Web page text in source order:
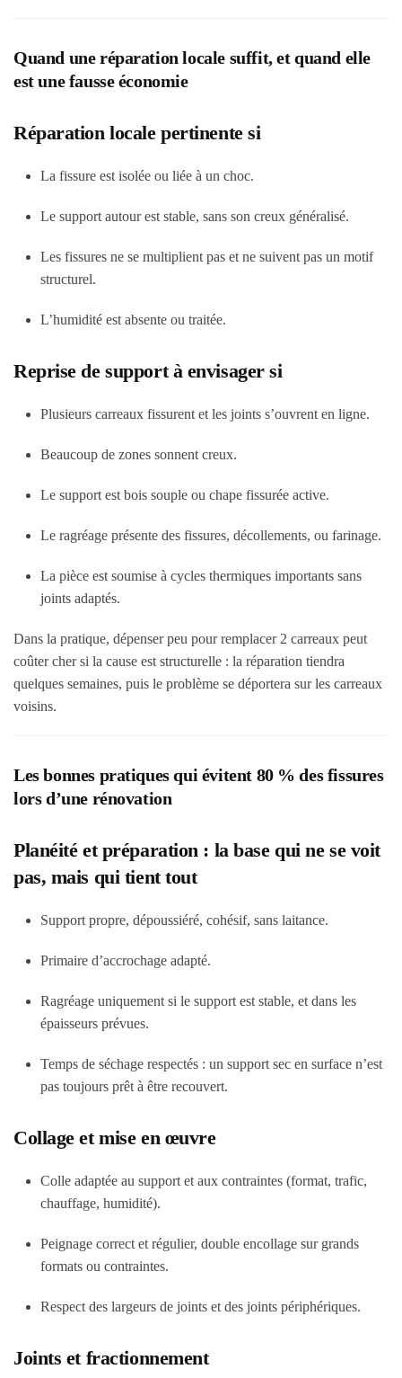
Quand une réparation locale suffit, et quand elle
est une fausse économie
Réparation locale pertinente si
La fissure est isolée ou liée à un choc.
Le support autour est stable, sans son creux généralisé.
Les fissures ne se multiplient pas et ne suivent pas un motif
structurel.
L’humidité est absente ou traitée.
Reprise de support à envisager si
Plusieurs carreaux fissurent et les joints s’ouvrent en ligne.
Beaucoup de zones sonnent creux.
Le support est bois souple ou chape fissurée active.
Le ragréage présente des fissures, décollements, ou farinage.
La pièce est soumise à cycles thermiques importants sans
joints adaptés.
Dans la pratique, dépenser peu pour remplacer 2 carreaux peut
coûter cher si la cause est structurelle : la réparation tiendra
quelques semaines, puis le problème se déportera sur les carreaux
voisins.
Les bonnes pratiques qui évitent 80 % des fissures
lors d’une rénovation
Planéité et préparation : la base qui ne se voit
pas, mais qui tient tout
Support propre, dépoussiéré, cohésif, sans laitance.
Primaire d’accrochage adapté.
Ragréage uniquement si le support est stable, et dans les
épaisseurs prévues.
Temps de séchage respectés : un support sec en surface n’est
pas toujours prêt à être recouvert.
Collage et mise en œuvre
Colle adaptée au support et aux contraintes (format, trafic,
chauffage, humidité).
Peignage correct et régulier, double encollage sur grands
formats ou contraintes.
Respect des largeurs de joints et des joints périphériques.
Joints et fractionnement